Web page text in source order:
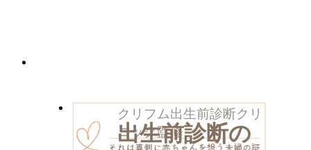
クリフム出生前診断クリ
ニック監修
出生前診断の